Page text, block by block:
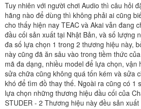
Tuy nhiên với người chơi Audio thì câu hỏi
hãng nào để dùng thì không phải ai cũng
cho thấy hiện nay TEAC và Akai vẫn đang
đầu cối sản xuất tại Nhật Bản, và số lượng
đa số lựa chọn 1 trong 2 thương hiệu này,
này cũng đã ăn sâu vào trong tiềm thức
mã đa dạng, nhiều model để lựa chọn, vận
sửa chữa cũng không quá tốn kém và sửa
khó để tìm đồ thay thế. Ngoài ra cũng có 1
lựa chọn những thương hiệu đầu cối của
STUDER - 2 Thương hiệu này đều sản